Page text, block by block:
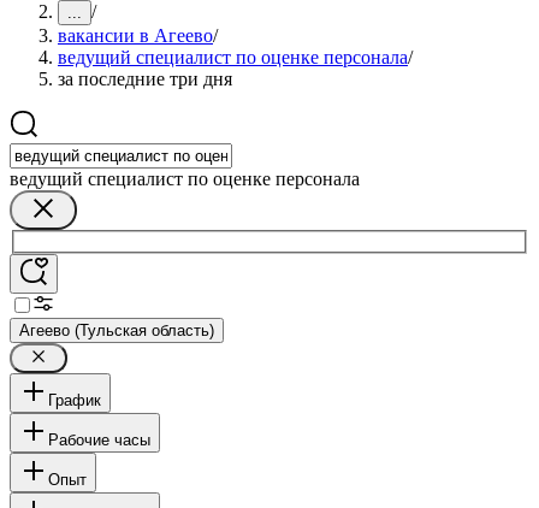
... /
вакансии в Агеево/
ведущий специалист по оценке персонала/
за последние три дня
ведущий специалист по оценке персонала
Агеево (Тульская область)
График
Рабочие часы
Опыт